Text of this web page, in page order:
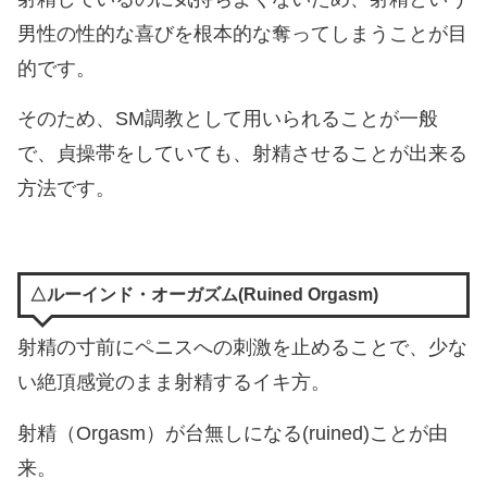
男性の性的な喜びを根本的な奪ってしまうことが目
的です。
そのため、SM調教として用いられることが一般
で、貞操帯をしていても、射精させることが出来る
方法です。
△ルーインド・オーガズム(Ruined Orgasm)
射精の寸前にペニスへの刺激を止めることで、少な
い絶頂感覚のまま射精するイキ方。
射精（Orgasm）が台無しになる(ruined)ことが由
来。